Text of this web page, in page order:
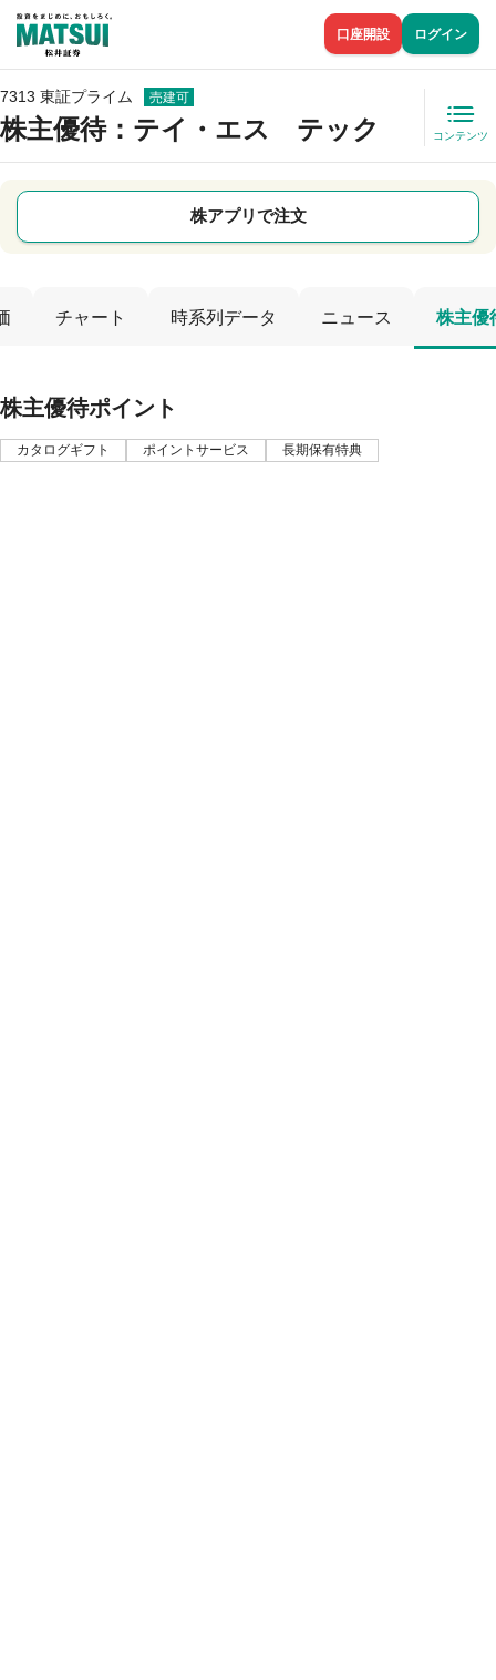
口座開設 ログイン
7313 東証プライム 売建可
株主優待：テイ・エス テック コンテンツ
株アプリで注文
チャート 時系列データ ニュース 株主優
株主優待ポイント
カタログギフト ポイントサービス 長期保有特典